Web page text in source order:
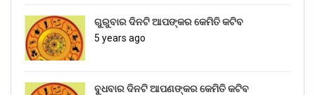
ଗୁରୁବାର ଦିନଟି ଆପଙ୍କର କେମିତି କଟିବ
5 years ago
ବୁଧବାର ଦିନଟି ଆପଣଙ୍କର କେମିତି କଟିବ